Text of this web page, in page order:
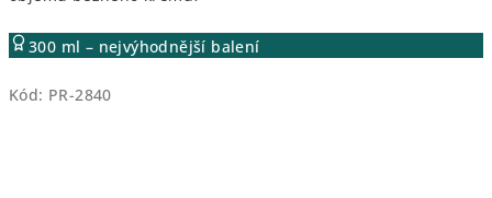
300 ml – nejvýhodnější balení
Kód: PR-2840